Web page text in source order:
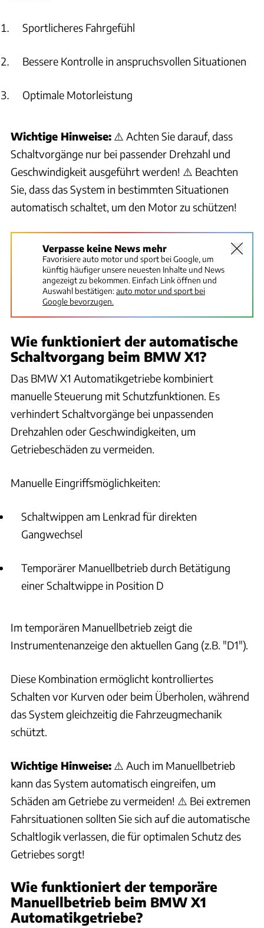
Launch Control im BMW X1 beachten?
Wann und unter welchen Bedingungen kann ich die Launch
Control im BMW X1 nutzen?
Wie aktiviere und nutze ich die Launch Control im BMW X1?
Wie funktioniert der SPORT BOOST im BMW X1?
Außentemperaturen auf den BMW X1?
Wie kann ich den Kraftstoffverbrauch meines BMW X1
reduzieren?
Wie beeinflusst unnötiges Ladegut den Kraftstoffverbrauch
im BMW X1?
Kraftstoffverbrauch beim BMW X1?
Wie sollte ich den Motor meines BMW X1 nach dem Kaltstart
behandeln?
Wie kann ich beim BMW X1 durch vorausschauendes Fahren
Kraftstoff sparen?
um Kraftstoff zu sparen?
Wie kann ich beim BMW X1 Energie sparen und
Was ist die Adaptive Rekuperation beim BMW X1 und wie
Wie funktioniert die Auto Start Stopp Funktion im BMW X1?
Abschalten nicht benötigter Funktionen reduzieren?
Wie kann ich die Adaptive Rekuperation im BMW X1
Was ist das Segeln beim BMW X1 und wie funktioniert es?
Wie funktioniert das Segeln (effizientes Rollen) im BMW X1?
Wie nutze ich die Segelfunktion im BMW X1 optimal?
Welche Voraussetzungen müssen für die Segelfunktion im
BMW X1 erfüllt sein?
Wie funktioniert das Segeln mit Schaltwippen im BMW X1?
Sportlicheres Fahrgefühl
Bessere Kontrolle in anspruchsvollen Situationen
Optimale Motorleistung
Wichtige Hinweise: ⚠️ Achten Sie darauf, dass
Schaltvorgänge nur bei passender Drehzahl und
Geschwindigkeit ausgeführt werden! ⚠️ Beachten
Sie, dass das System in bestimmten Situationen
automatisch schaltet, um den Motor zu schützen!
Verpasse keine News mehr
Favorisiere auto motor und sport bei Google, um
künftig häufiger unsere neuesten Inhalte und News
angezeigt zu bekommen. Einfach Link öffnen und
Auswahl bestätigen:auto motor und sport bei
Google bevorzugen.
Wie funktioniert der automatische
Schaltvorgang beim BMW X1?
Das BMW X1 Automatikgetriebe kombiniert
manuelle Steuerung mit Schutzfunktionen. Es
verhindert Schaltvorgänge bei unpassenden
Drehzahlen oder Geschwindigkeiten, um
Getriebeschäden zu vermeiden.
Manuelle Eingriffsmöglichkeiten:
Schaltwippen am Lenkrad für direkten
Gangwechsel
Temporärer Manuellbetrieb durch Betätigung
einer Schaltwippe in Position D
Im temporären Manuellbetrieb zeigt die
Instrumentenanzeige den aktuellen Gang (z.B. "D1").
Diese Kombination ermöglicht kontrolliertes
Schalten vor Kurven oder beim Überholen, während
das System gleichzeitig die Fahrzeugmechanik
schützt.
Wichtige Hinweise: ⚠️ Auch im Manuellbetrieb
kann das System automatisch eingreifen, um
Schäden am Getriebe zu vermeiden! ⚠️ Bei extremen
Fahrsituationen sollten Sie sich auf die automatische
Schaltlogik verlassen, die für optimalen Schutz des
Getriebes sorgt!
Wie funktioniert der temporäre
Manuellbetrieb beim BMW X1
Automatikgetriebe?